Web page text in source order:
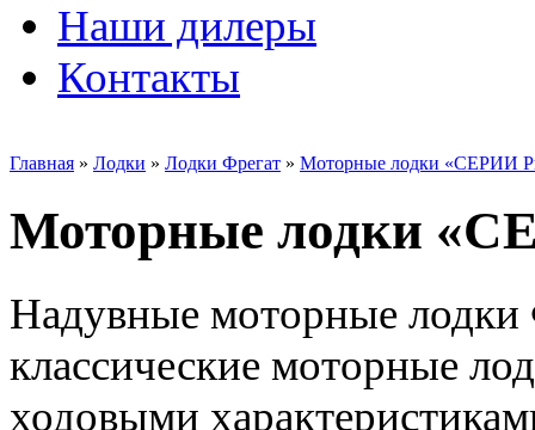
Наши дилеры
Контакты
Главная » Лодки » Лодки Фрегат » Моторные лодки «СЕРИИ
Моторные лодки
Надувные моторные лодки
классические моторные
ходовыми